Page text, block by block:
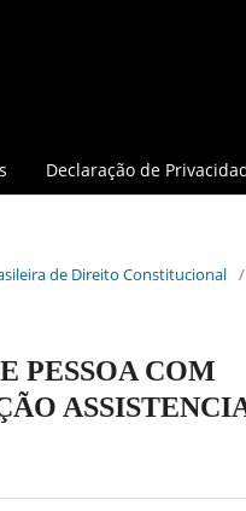
Declaração de
de Direito Constitucional /
PESSOA COM